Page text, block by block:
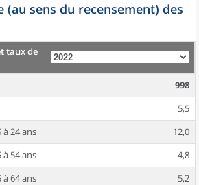
(au sens du recensement) des
taux de
998
5,5
à 24 ans
12,0
à 54 ans
4,8
à 64 ans
5,2